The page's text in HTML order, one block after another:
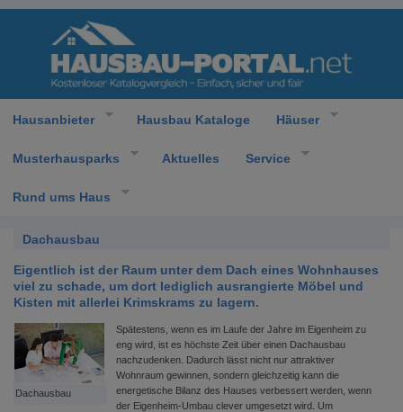
Hausanbieter Hausbau Kataloge Häuser
Musterhausparks Aktuelles Service
Rund ums Haus
Dachausbau
Eigentlich ist der Raum unter dem Dach eines Wohnhauses
viel zu schade, um dort lediglich ausrangierte Möbel und
Kisten mit allerlei Krimskrams zu lagern.
Dachausbau
Spätestens, wenn es im Laufe der Jahre im Eigenheim zu
eng wird, ist es höchste Zeit über einen Dachausbau
nachzudenken. Dadurch lässt nicht nur attraktiver
Wohnraum gewinnen, sondern gleichzeitig kann die
energetische Bilanz des Hauses verbessert werden, wenn
der Eigenheim-Umbau clever umgesetzt wird. Um